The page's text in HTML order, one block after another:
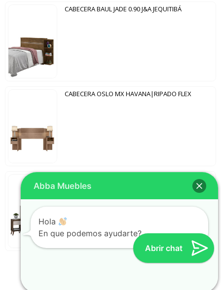
CABECERA BAUL JADE 0.90 J&A JEQUITIBÁ
CABECERA OSLO MX HAVANA|RIPADO FLEX
CABECERA NT5080 NOTAVEL CAFÉ|OFF WHITE
Abrir chat
Abba Muebles
Hola
En que podemos ayudarte?